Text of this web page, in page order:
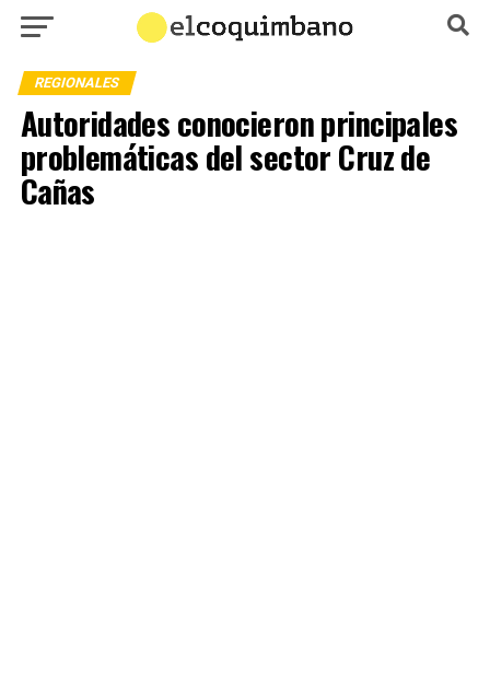
REGIONALES
Autoridades conocieron principales
problemáticas del sector Cruz de
Cañas